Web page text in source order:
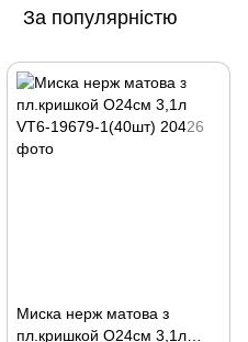
За популярністю
Миска нерж матова з
пл.кришкой О24см 3,1л